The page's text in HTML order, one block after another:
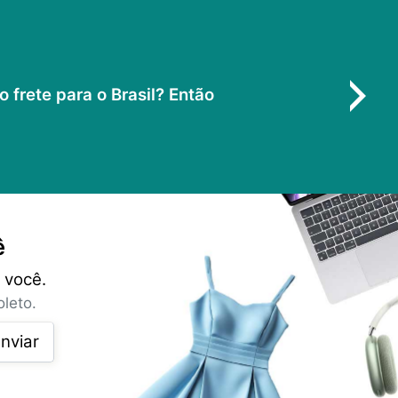
frete para o Brasil? Então